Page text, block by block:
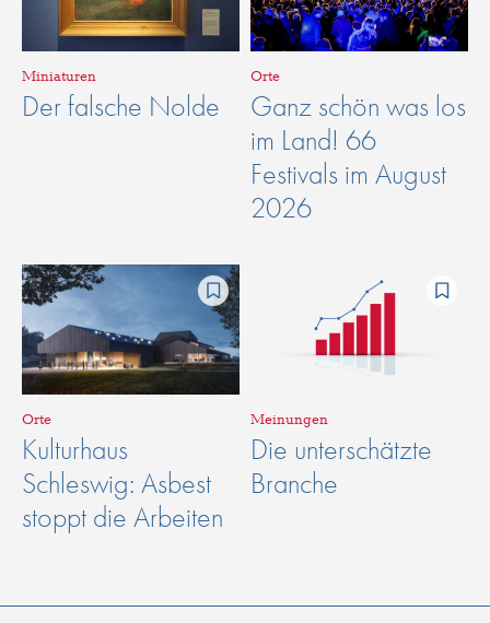
Miniaturen
Der falsche Nolde
Orte
Ganz schön was los
im Land! 66
Festivals im August
2026
Orte
Kulturhaus
Schleswig: Asbest
stoppt die Arbeiten
Meinungen
Die unterschätzte
Branche